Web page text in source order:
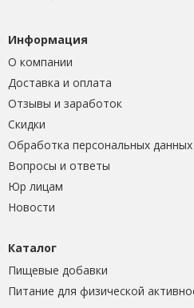
Информация
О компании
Доставка и оплата
Отзывы и заработок
Скидки
Обработка персональных данных
Вопросы и ответы
Юр лицам
Новости
Каталог
Пищевые добавки
Питание для физической